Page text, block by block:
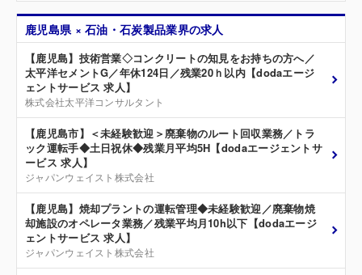
鹿児島県 × 石油・石炭製品業界の求人
【鹿児島】技術営業◇コンクリートの知見をお持ちの方へ／
太平洋セメントG／年休124日／残業20ｈ以内【dodaエージ
ェントサービス 求人】
株式会社太平洋コンサルタント
【鹿児島市】＜未経験歓迎＞廃棄物のルート回収業務／トラ
ック運転手◆土日祝休◆残業月平均5H【dodaエージェントサ
ービス 求人】
ジャパンウェイスト株式会社
【鹿児島】焼却プラントの運転管理◆未経験歓迎／廃棄物焼
却施設のオペレータ業務／残業平均月10h以下【dodaエージ
ェントサービス 求人】
ジャパンウェイスト株式会社